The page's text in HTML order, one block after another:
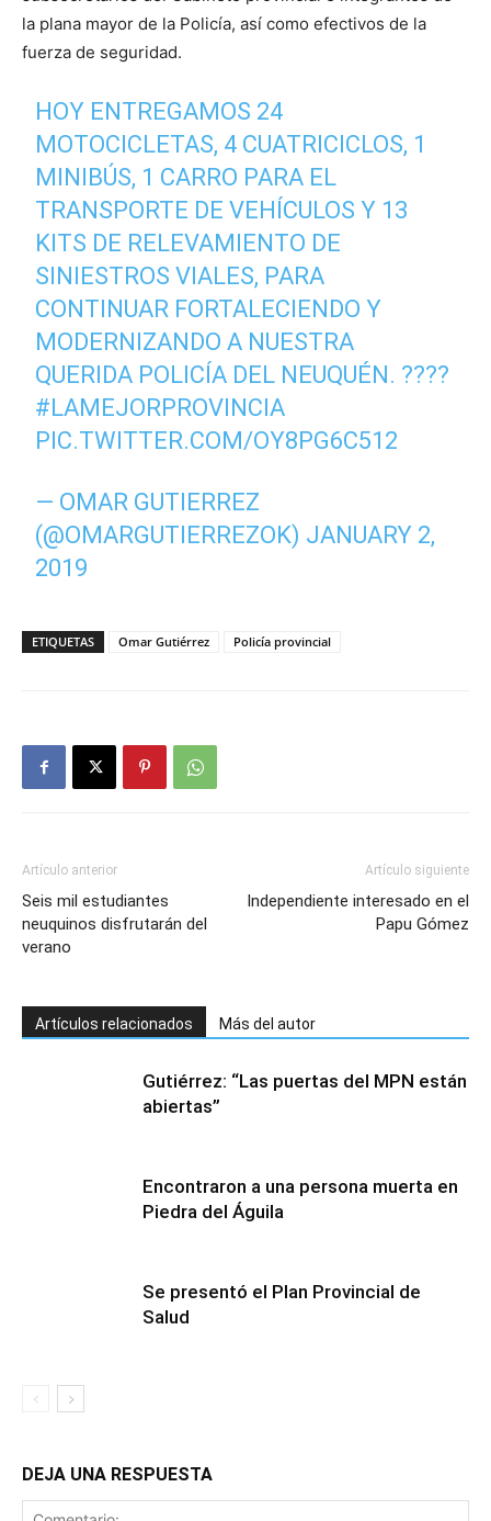
la plana mayor de la Policía, así como efectivos de la
fuerza de seguridad.
HOY ENTREGAMOS 24
MOTOCICLETAS, 4 CUATRICICLOS, 1
MINIBÚS, 1 CARRO PARA EL
TRANSPORTE DE VEHÍCULOS Y 13
KITS DE RELEVAMIENTO DE
SINIESTROS VIALES, PARA
CONTINUAR FORTALECIENDO Y
MODERNIZANDO A NUESTRA
QUERIDA POLICÍA DEL NEUQUÉN. ??‍??
#LAMEJORPROVINCIA
PIC.TWITTER.COM/OY8PG6C512
— OMAR GUTIERREZ
(@OMARGUTIERREZOK) JANUARY 2,
2019
ETIQUETAS Omar Gutiérrez Policía provincial
Artículo anterior
Seis mil estudiantes
neuquinos disfrutarán del
verano
Artículo siguiente
Independiente interesado en el
Papu Gómez
Artículos relacionados Más del autor
Gutiérrez: “Las puertas del MPN están
abiertas”
Encontraron a una persona muerta en
Piedra del Águila
Se presentó el Plan Provincial de
Salud
DEJA UNA RESPUESTA